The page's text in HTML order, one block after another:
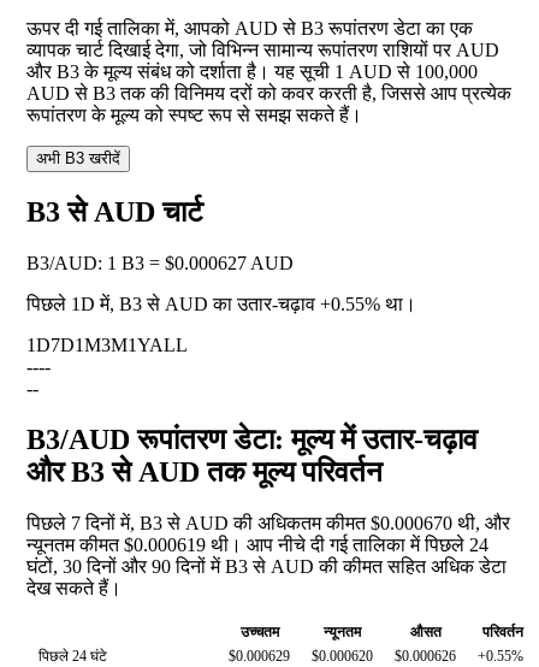
ऊपर दी गई तालिका में, आपको AUD से B3 रूपांतरण डेटा का एक
व्यापक चार्ट दिखाई देगा, जो विभिन्न सामान्य रूपांतरण राशियों पर AUD
और B3 के मूल्य संबंध को दर्शाता है। यह सूची 1 AUD से 100,000
AUD से B3 तक की विनिमय दरों को कवर करती है, जिससे आप प्रत्येक
रूपांतरण के मूल्य को स्पष्ट रूप से समझ सकते हैं।
अभी B3 खरीदें
B3 से AUD चार्ट
B3/AUD: 1 B3 = $0.000627 AUD
पिछले 1D में, B3 से AUD का उतार-चढ़ाव +0.55% था।
1D7D1M3M1YALL
----
--
B3/AUD रूपांतरण डेटा: मूल्य में उतार-चढ़ाव
और B3 से AUD तक मूल्य परिवर्तन
पिछले 7 दिनों में, B3 से AUD की अधिकतम कीमत $0.000670 थी, और
न्यूनतम कीमत $0.000619 थी। आप नीचे दी गई तालिका में पिछले 24
घंटों, 30 दिनों और 90 दिनों में B3 से AUD की कीमत सहित अधिक डेटा
देख सकते हैं।
उच्चतम न्यूनतम औसत
परिवर्तन
पिछले 24 घंटे
$0.000629 $0.000620 $0.000626
+0.55%